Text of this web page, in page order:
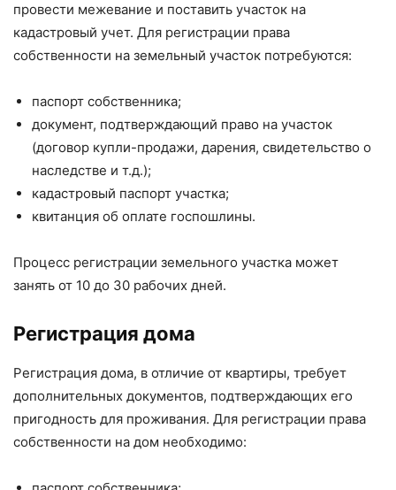
провести межевание и поставить участок на
кадастровый учет. Для регистрации права
собственности на земельный участок потребуются:
паспорт собственника;
документ, подтверждающий право на участок
(договор купли-продажи, дарения, свидетельство о
наследстве и т.д.);
кадастровый паспорт участка;
квитанция об оплате госпошлины.
Процесс регистрации земельного участка может
занять от 10 до 30 рабочих дней.
Регистрация дома
Регистрация дома, в отличие от квартиры, требует
дополнительных документов, подтверждающих его
пригодность для проживания. Для регистрации права
собственности на дом необходимо: